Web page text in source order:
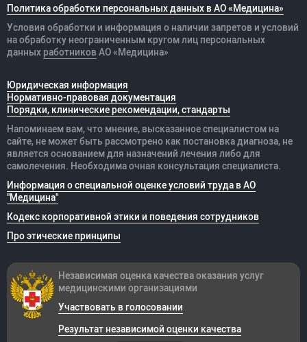
Политика обработки персональных данных в АО «Медицина»
Условия обработки и информация о наличии запретов и условий
на обработку неограниченным кругом лиц персональных
данных работников АО «Медицина»
Юридическая информация
Нормативно-правовая документация
Порядки, клинические рекомендации, стандарты
Напоминаем вам, что мнение, высказанное специалистом на
сайте, не может быть рассмотрено как постановка диагноза, не
является основанием для назначений лечения либо для
самолечения. Необходима очная консультация специалиста.
Информация о специальной оценке условий труда в АО
"Медицина"
Кодекс корпоративной этики и поведения сотрудников
Про этические принципы
Независимая оценка качества оказания услуг
медицинскими организациями
Участвовать в голосовании
Результат независимой оценки качества